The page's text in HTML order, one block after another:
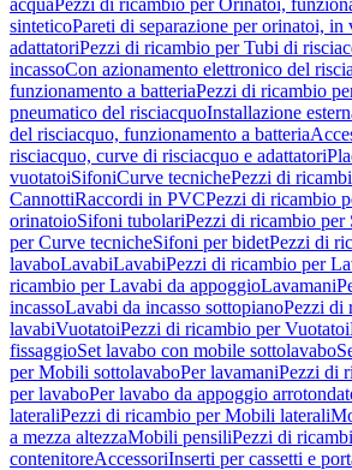
acquaPezzi di ricambio per Orinatoi,
sinteticoPareti di separazione per orinatoi, in
adattatoriPezzi di ricambio per Tubi di
incassoCon azionamento elettronico del
funzionamento a batteriaPezzi di ricambio
pneumatico del risciacquoInstallazione
del risciacquo, funzionamento a batteria
risciacquo, curve di risciacquo e adattatori
vuotatoiSifoniCurve tecnichePezzi di
CannottiRaccordi in PVCPezzi di ricambio
orinatoioSifoni tubolariPezzi di ricambio per
per Curve tecnicheSifoni per bidetPezzi di
lavaboLavabiLavabiPezzi di ricambio per
ricambio per Lavabi da appoggioLavamani
incassoLavabi da incasso sottopianoPezzi di
lavabiVuotatoiPezzi di ricambio per Vuotatoi
fissaggioSet lavabo con mobile sottolavabo
per Mobili sottolavaboPer lavamaniPezzi di
per lavaboPer lavabo da appoggio
lateraliPezzi di ricambio per Mobili laterali
a mezza altezzaMobili pensiliPezzi di
contenitoreAccessoriInserti per cassetti e